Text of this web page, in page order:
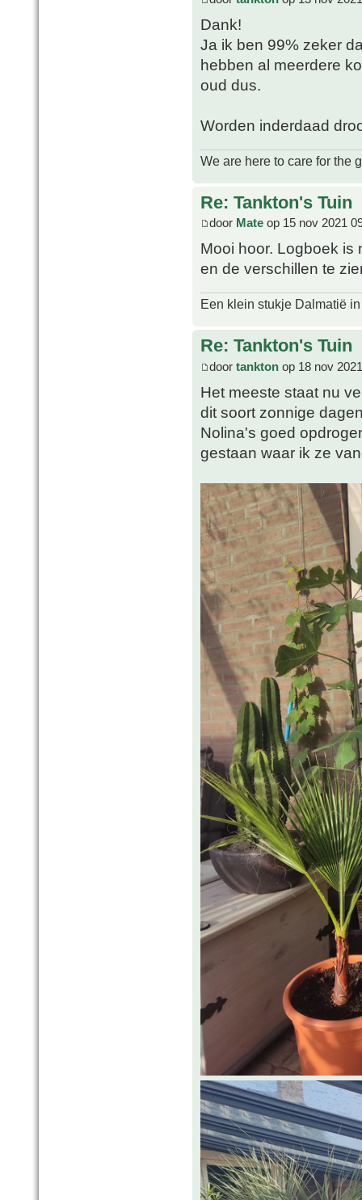
Dank!
Ja ik ben 99% zeker
hebben al meerdere
oud dus.
Worden inderdaad
We are here to care for the
Re: Tankton's Tuin
door Mate op 15 nov 2021
Mooi hoor. Logboek is
en de verschillen te
Een klein stukje Dalmatië
Re: Tankton's Tuin
door tankton op 18 nov
Het meeste staat nu
dit soort zonnige
Nolina's goed
gestaan waar ik ze